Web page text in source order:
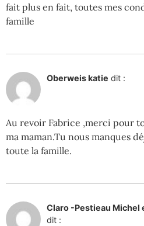
fait plus en fait, toutes mes
famille
Oberweis katie dit :
Au revoir Fabrice ,merci pour
ma maman.Tu nous manques
toute la famille.
Claro -Pestieau Michel
dit :